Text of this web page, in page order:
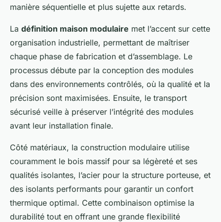
manière séquentielle et plus sujette aux retards.
La définition maison modulaire met l’accent sur cette
organisation industrielle, permettant de maîtriser
chaque phase de fabrication et d’assemblage. Le
processus débute par la conception des modules
dans des environnements contrôlés, où la qualité et la
précision sont maximisées. Ensuite, le transport
sécurisé veille à préserver l’intégrité des modules
avant leur installation finale.
Côté matériaux, la construction modulaire utilise
couramment le bois massif pour sa légèreté et ses
qualités isolantes, l’acier pour la structure porteuse, et
des isolants performants pour garantir un confort
thermique optimal. Cette combinaison optimise la
durabilité tout en offrant une grande flexibilité